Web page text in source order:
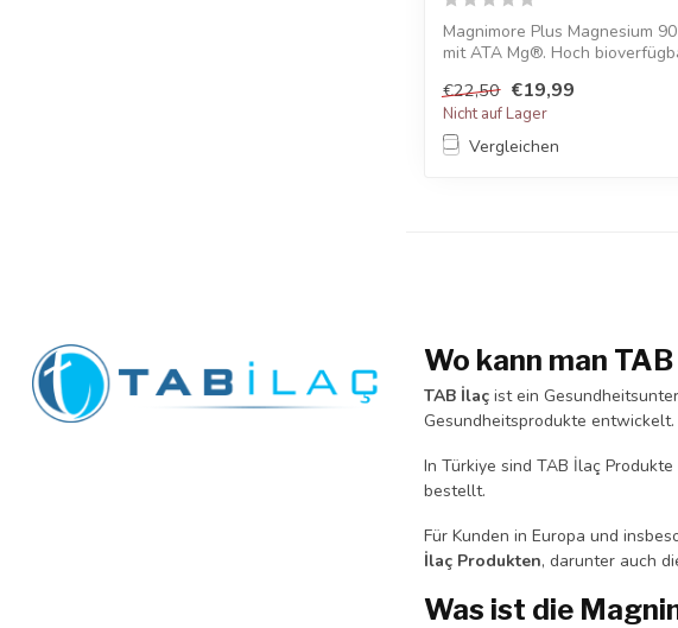
Magnimore Plus Magnesium
mit ATA Mg®. Hoch
€22,50 €19,99
Nicht auf Lager
Vergleichen
Wo kann man
TAB İlaç ist ein
Gesundheitsprodukte
In Türkiye sind TAB İlaç
bestellt.
Für Kunden in Europa und
İlaç Produkten, darunter auch
Was ist die